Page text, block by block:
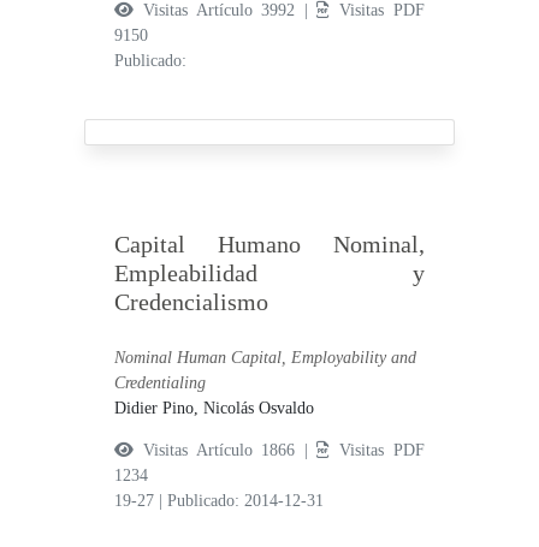
Visitas Artículo 3992 |
Visitas PDF
9150
Publicado:
Capital Humano Nominal,
Empleabilidad y
Credencialismo
Nominal Human Capital, Employability and
Credentialing
Didier Pino, Nicolás Osvaldo
Visitas Artículo 1866 |
Visitas PDF
1234
19-27
|Publicado: 2014-12-31